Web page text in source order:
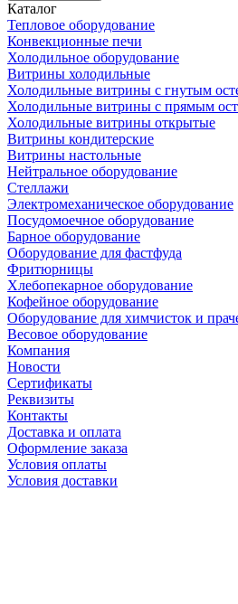
Каталог
Тепловое оборудование
Конвекционные печи
Холодильное оборудование
Витрины холодильные
Холодильные витрины с гнутым
Холодильные витрины с прямым
Холодильные витрины открытые
Витрины кондитерские
Витрины настольные
Нейтральное оборудование
Стеллажи
Электромеханическое оборудование
Посудомоечное оборудование
Барное оборудование
Оборудование для фастфуда
Фритюрницы
Хлебопекарное оборудование
Кофейное оборудование
Оборудование для химчисток и
Весовое оборудование
Компания
Новости
Сертификаты
Реквизиты
Контакты
Доставка и оплата
Оформление заказа
Условия оплаты
Условия доставки